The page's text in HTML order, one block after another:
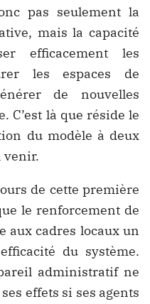
pas seulement la
mais la capacité
efficacement les
les espaces de
de nouvelles
C’est là que réside le
du modèle à deux
venir.
de cette première
le renforcement de
aux cadres locaux un
du système.
administratif ne
effets si ses agents